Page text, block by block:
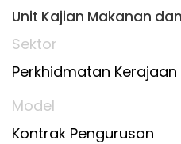
Unit Kajian Makanan
Sektor
Perkhidmatan Kerajaan
Model
Kontrak Pengurusan